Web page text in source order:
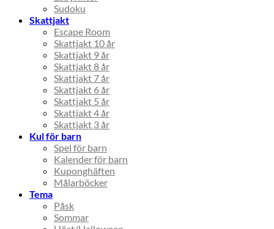
Sudoku
Skattjakt
Escape Room
Skattjakt 10 år
Skattjakt 9 år
Skattjakt 8 år
Skattjakt 7 år
Skattjakt 6 år
Skattjakt 5 år
Skattjakt 4 år
Skattjakt 3 år
Kul för barn
Spel för barn
Kalender för barn
Kuponghäften
Målarböcker
Tema
Påsk
Sommar